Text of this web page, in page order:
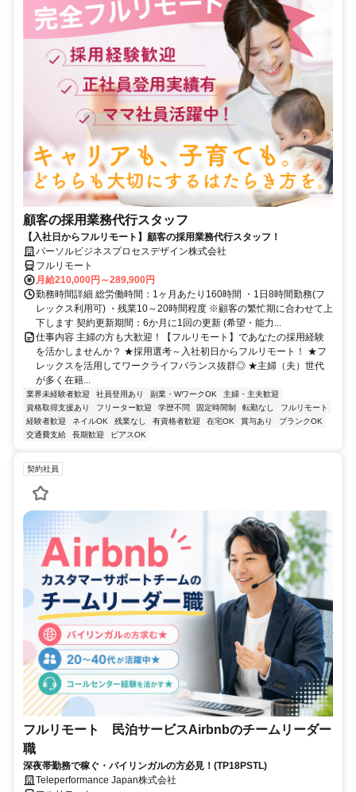
顧客の採用業務代行スタッフ
【入社日からフルリモート】顧客の採用業務代行スタッフ！
パーソルビジネスプロセスデザイン株式会社
フルリモート
月給210,000円～289,900円
勤務時間詳細 総労働時間：1ヶ月あたり160時間 ・1日8時間勤務(フ
レックス利用可) ・残業10～20時間程度 ※顧客の繁忙期に合わせて上
下します 契約更新期間：6か月に1回の更新 (希望・能力...
仕事内容 主婦の方も大歓迎！【フルリモート】であなたの採用経験
を活かしませんか？ ★採用選考～入社初日からフルリモート！ ★フ
レックスを活用してワークライフバランス抜群◎ ★主婦（夫）世代
が多く在籍...
業界未経験者歓迎 社員登用あり 副業・WワークOK
主婦・主夫歓迎
資格取得支援あり
フリーター歓迎 学歴不問 固定時間制 転勤なし
フルリモート
経験者歓迎
ネイルOK 残業なし 有資格者歓迎 在宅OK 賞与あり
ブランクOK
交通費支給
長期歓迎 ピアスOK
契約社員
フルリモート 民泊サービスAirbnbのチームリーダー
職
深夜帯勤務で稼ぐ・バイリンガルの方必見！(TP18PSTL)
Teleperformance Japan株式会社